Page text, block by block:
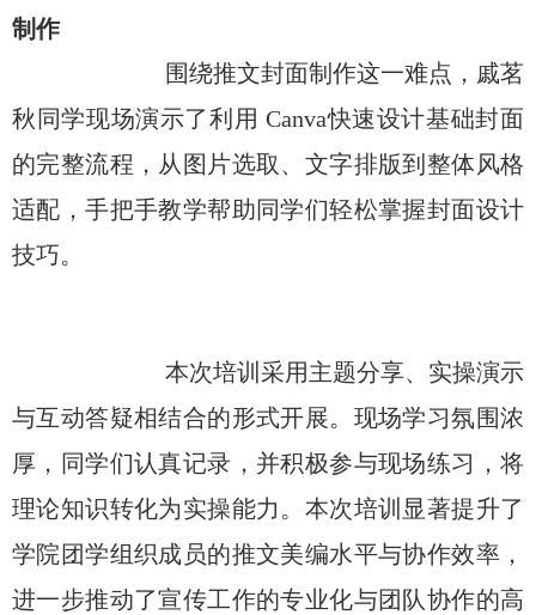
制作
围绕推文封面制作这一难点，戚茗
秋同学现场演示了利用 Canva快速设计基础封面
的完整流程，从图片选取、文字排版到整体风格
适配，手把手教学帮助同学们轻松掌握封面设计
技巧。
本次培训采用主题分享、 实操演示
与互动答疑相结合的形式开展。现场学习氛围浓
厚，同学们认真记录，并积极参与现场练习，将
理论知识转化为实操能力。本次培训显著提升了
学院团学组织成员的推文美编水平与协作效率，
进一步推动了宣传工作的专业化与团队协作的高